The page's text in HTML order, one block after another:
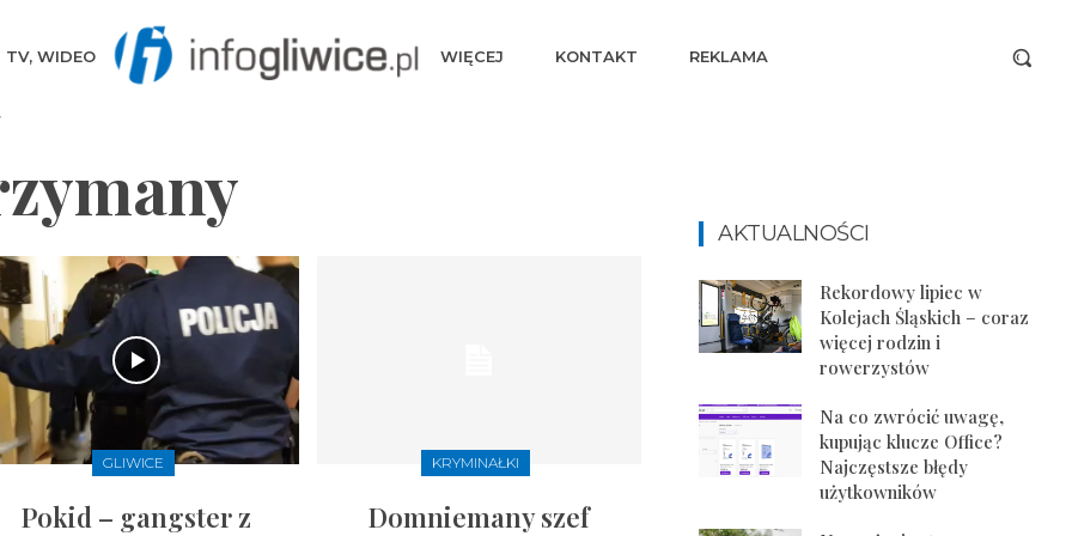
TV, WIDEO WIĘCEJ KONTAKT REKLAMA
GLIWICE
Pokid – gangster z
KRYMINAŁKI
Domniemany szef
AKTUALNOŚCI
Rekordowy lipiec w
Kolejach Śląskich – coraz
więcej rodzin i
rowerzystów
Na co zwrócić uwagę,
kupując klucze Office?
Najczęstsze błędy
użytkowników